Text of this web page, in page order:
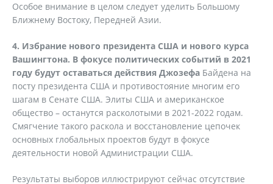
Особое внимание в целом следует уделить Большому
Ближнему Востоку, Передней Азии.
4. Избрание нового президента США и нового курса
Вашингтона. В фокусе политических событий в 2021
году будут оставаться действия Джозефа Байдена на
посту президента США и противостояние многим его
шагам в Сенате США. Элиты США и американское
общество – останутся расколотыми в 2021-2022 годам.
Смягчение такого раскола и восстановление цепочек
основных глобальных проектов будут в фокусе
деятельности новой Администрации США.
Результаты выборов иллюстрируют сейчас отсутствие